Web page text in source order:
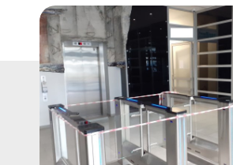
Dodaj do ulubionych